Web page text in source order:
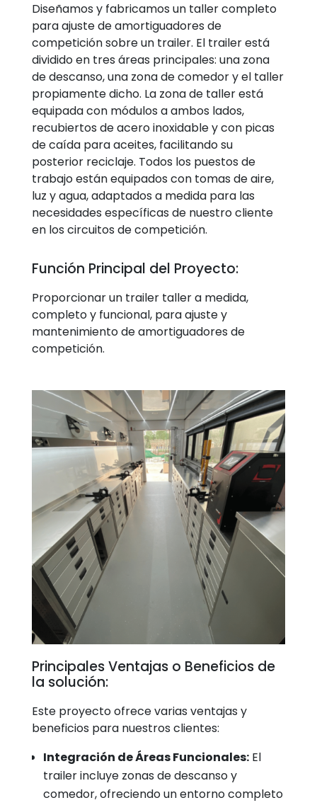
Diseñamos y fabricamos un taller completo
para ajuste de amortiguadores de
competición sobre un trailer. El trailer está
dividido en tres áreas principales: una zona
de descanso, una zona de comedor y el taller
propiamente dicho. La zona de taller está
equipada con módulos a ambos lados,
recubiertos de acero inoxidable y con picas
de caída para aceites, facilitando su
posterior reciclaje. Todos los puestos de
trabajo están equipados con tomas de aire,
luz y agua, adaptados a medida para las
necesidades específicas de nuestro cliente
en los circuitos de competición.
Función Principal del Proyecto:
Proporcionar un trailer taller a medida,
completo y funcional, para ajuste y
mantenimiento de amortiguadores de
competición.
Principales Ventajas o Beneficios de
la solución:
Este proyecto ofrece varias ventajas y
beneficios para nuestros clientes:
Integración de Áreas Funcionales:El
trailer incluye zonas de descanso y
comedor, ofreciendo un entorno completo